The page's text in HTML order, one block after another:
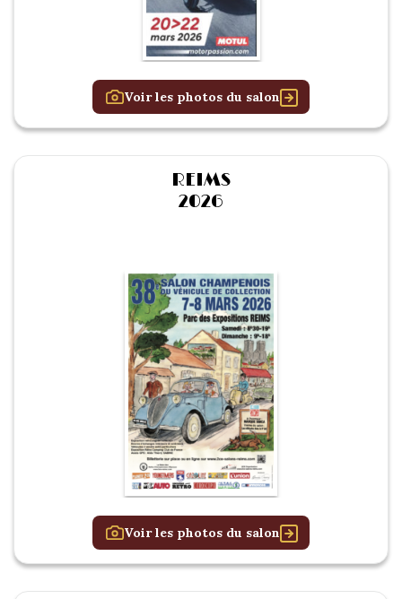
1934/1941
Evolution 11 –
1952/1957
La 15/6 G –
1938/1947
La 15/6 H –
1954/1956
Voir les photos du salon
REIMS
2026
Voir les photos du salon